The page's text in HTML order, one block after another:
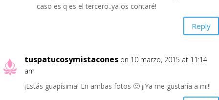
caso es q es el tercero..ya os contaré!
Reply
tuspatucosymistacones on 10 marzo, 2015 at 11:14
am
¡Estás guapísima! En ambas fotos 🙂 ¡¡Ya me gustaría a mi!!